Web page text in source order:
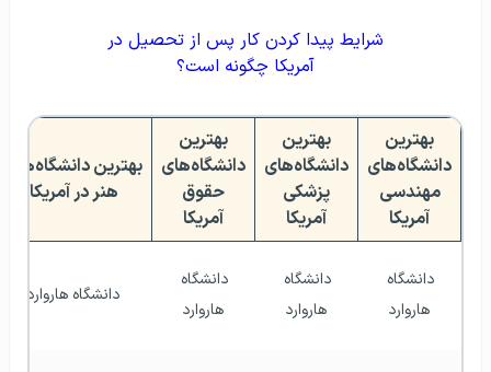
شرایط پیدا کردن کار پس از تحصیل در
آمریکا چگونه است؟
بهترین
دانشگاه‌های
مهندسی
آمریکا
بهترین
دانشگاه‌های
پزشکی
آمریکا
بهترین
دانشگاه‌های
حقوق
آمریکا
بهترین دانشگاه‌های
هنر در آمریکا
هاروارد
هاروارد
هاروارد
دانشگاه هاروارد